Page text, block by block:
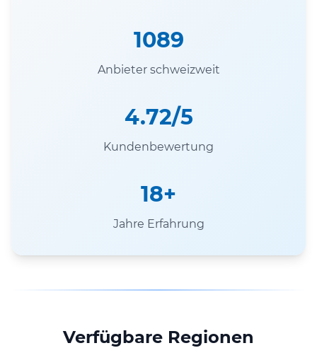
1089
Anbieter schweizweit
4.72/5
Kundenbewertung
18+
Jahre Erfahrung
Verfügbare Regionen